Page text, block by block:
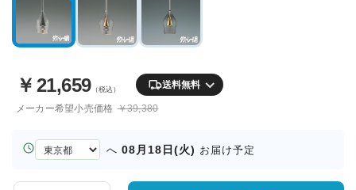
￥ 21,659（税込） 送料無料
メーカー希望小売価格 ￥39,380
お
届
へ 08月18日(火) お届け予定